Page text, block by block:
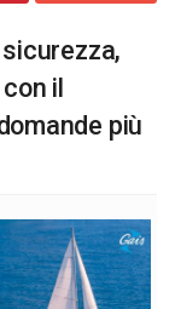
il
più